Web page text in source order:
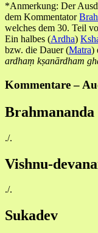
*Anmerkung: Der
dem Kommentator
welches dem 30. Teil
Ein halbes (Ardha)
bzw. die Dauer (Matra)
ardhaṃ kṣanārdham
Kommentare –
Brahmananda
./.
Vishnu-
./.
Sukadev